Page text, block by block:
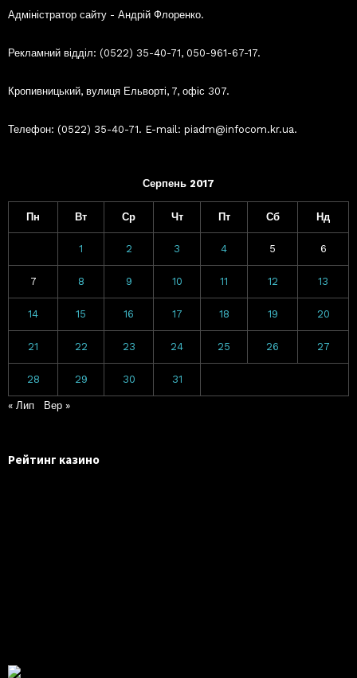
Адміністратор сайту - Андрій Флоренко.
Рекламний відділ: (0522) 35-40-71, 050-961-67-17.
Кропивницький, вулиця Ельворті, 7, офіс 307.
Телефон: (0522) 35-40-71. E-mail: piadm@infocom.kr.ua.
Серпень 2017
Пн Вт Ср Чт Пт Сб Нд
1 2 3 4 5 6
7 8 9 10 11 12 13
14 15 16 17 18 19 20
21 22 23 24 25 26 27
28 29 30 31
« Лип Вер »
Рейтинг казино